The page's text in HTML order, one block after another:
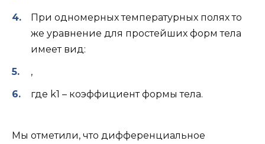
При одномерных температурных полях то
же уравнение для простейших форм тела
имеет вид:
,
где k1 – коэффициент формы тела.
Мы отметили, что дифференциальное